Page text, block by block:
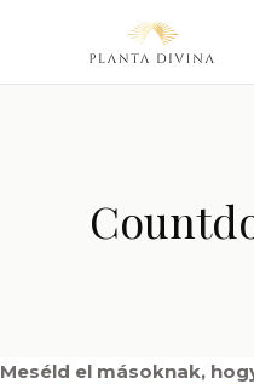
Meséld el másoknak,